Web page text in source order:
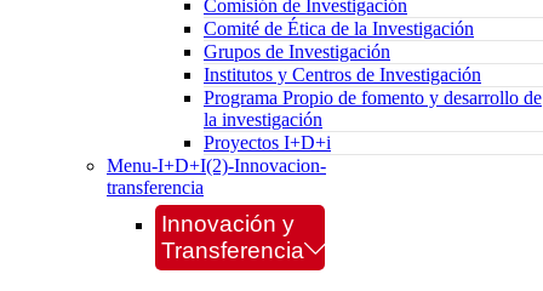
Comisión de Investigación
Comité de Ética de la Investigación
Grupos de Investigación
Institutos y Centros de Investigación
Programa Propio de fomento y desarrollo de
la investigación
Proyectos I+D+i
Menu-I+D+I(2)-Innovacion-
transferencia
Innovación y
Transferencia